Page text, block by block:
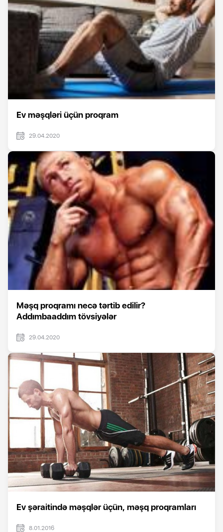
Ev məşqləri üçün proqram
29.04.2020
Məşq proqramı necə tərtib edilir?
Addımbaaddım tövsiyələr
29.04.2020
Ev şəraitində məşqlər üçün, məşq proqramları
8.01.2016